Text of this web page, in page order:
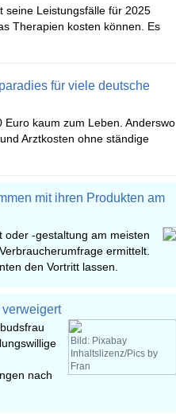
seine Leistungsfälle für 2025
Therapien kosten können. Es
für viele deutsche
kaum zum Leben. Anderswo
Arztkosten ohne ständige
mit ihren Produkten am
oder -gestaltung am meisten
ermittelt.
den Vortritt lassen.
Bild: Pixabay
Inhaltslizenz/Pics by
Fran
nach